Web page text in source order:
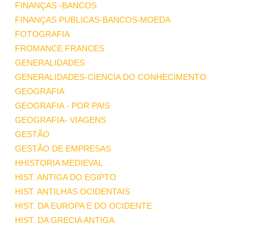
FINANÇAS -BANCOS
FINANÇAS PUBLICAS-BANCOS-MOEDA
FOTOGRAFIA
FROMANCE FRANCES
GENERALIDADES
GENERALIDADES-CIENCIA DO CONHECIMENTO
GEOGRAFIA
GEOGRAFIA - POR PAIS
GEOGRAFIA- VIAGENS
GESTÃO
GESTÃO DE EMPRESAS
HHISTORIA MEDIEVAL
HIST. ANTIGA DO EGIPTO
HIST. ANTILHAS OCIDENTAIS
HIST. DA EUROPA E DO OCIDENTE
HIST. DA GRECIA ANTIGA